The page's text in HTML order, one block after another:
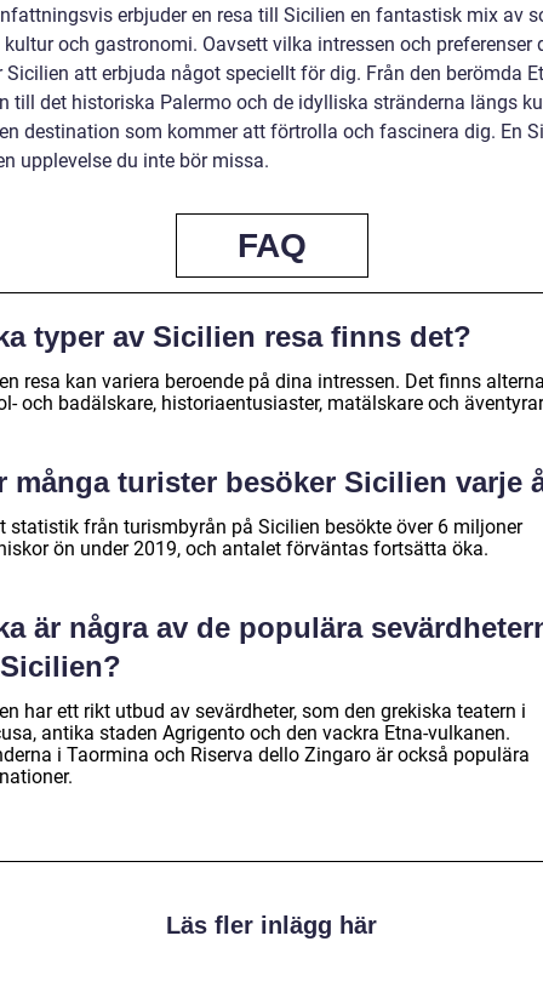
erbjuder en resa till Sicilien en fantastisk mix av
och gastronomi. Oavsett vilka intressen och preferenser
Sicilien att erbjuda något speciellt för dig. Från den berömda
till det historiska Palermo och de idylliska stränderna längs
destination som kommer att förtrolla och fascinera dig. En
upplevelse du inte bör missa.
FAQ
typer av Sicilien resa finns det?
resa kan variera beroende på dina intressen. Det finns
och badälskare, historiaentusiaster, matälskare och
många turister besöker Sicilien varje
statistik från turismbyrån på Sicilien besökte över 6 miljoner
ön under 2019, och antalet förväntas fortsätta öka.
är några av de populära
har ett rikt utbud av sevärdheter, som den grekiska teatern i
antika staden Agrigento och den vackra Etna-vulkanen.
i Taormina och Riserva dello Zingaro är också populära
Läs fler inlägg här